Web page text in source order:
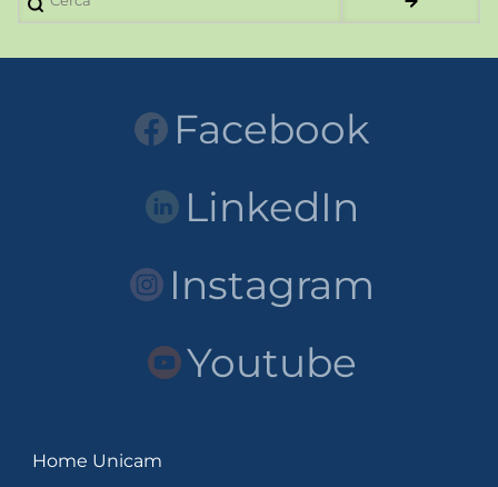
Facebook
LinkedIn
Instagram
Youtube
LINK
Home Unicam